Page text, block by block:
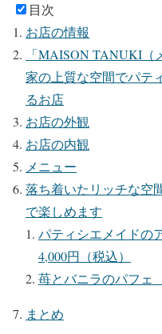
目次
お店の情報
「MAISON TANUKI
家の上質な空間でパテ
るお店
お店の外観
お店の内観
メニュー
落ち着いたリッチな空
で楽しめます
パティシエメイドの
4,000円（税込）
苺とバニラのパフェ
まとめ